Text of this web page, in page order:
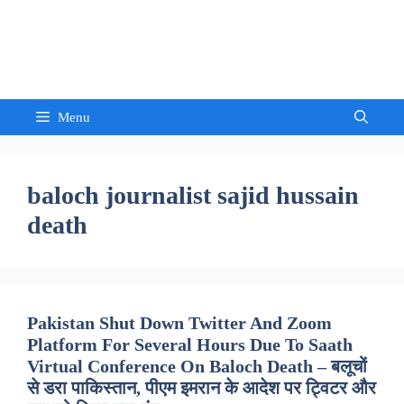
Menu
baloch journalist sajid hussain
death
Pakistan Shut Down Twitter And Zoom
Platform For Several Hours Due To Saath
Virtual Conference On Baloch Death – बलूचों
से डरा पाकिस्तान, पीएम इमरान के आदेश पर ट्विटर और